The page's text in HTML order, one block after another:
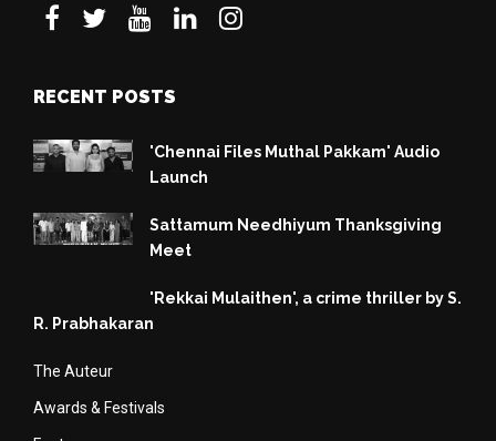
RECENT POSTS
'Chennai Files Muthal Pakkam' Audio
Launch
Sattamum Needhiyum Thanksgiving
Meet
'Rekkai Mulaithen', a crime thriller by S.
R. Prabhakaran
The Auteur
Awards & Festivals